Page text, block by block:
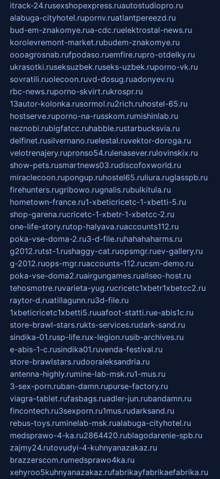
itrack-24.rusexshopexpress.ruautostudiopro.ru
alabuga-cityhotel.rupornv.ruatlantpereezd.ru
bud-em-znakomye.rua-cdc.ruelektrostal-news.ru
korolevremont-market.rubudem-znakomye.ru
oooagrosnab.rufpodaso.ruemfire.rupro-otdelky.ru
ukrasotki.ruseksuzbek.ruseks-uzbek.ruporno-vk.ru
sovratili.ruolecoon.ruvd-dosug.ruadonyev.ru
rbc-news.ruporno-skvirt.rukrospr.ru
13autor-kolonka.rusormol.ru2rich.ruhostel-65.ru
hostserve.ruporno-na-russkom.rumishinlab.ru
neznobi.rubigfatcc.ruhabble.rustarbucksvia.ru
delfinet.rusilvernano.ruelestal.ruvektor-doroga.ru
velotrenajery.rupronso54.rulenasever.rulovinskix.ru
show-pets.rusmartnews03.rudiscofoxworld.ru
miraclecoon.rupongup.ruhostel65.ruliura.ruglasspb.ru
firehunters.rugribowo.rugnalis.rubulkitula.ru
hometown-france.ru1-xbeticricetc-1-xbetti-5.ru
shop-garena.rucricetc-1-xbetr-1-xbetcc-2.ru
one-life-story.rutop-halyava.ruaccounts112.ru
poka-vse-doma-2.ru3-d-file.ruhahahaharms.ru
g2012.rutst-1.rushaggy-cat.ruopsmgr.ruev-gallery.ru
g-2012.ruops-mgr.ruaccounts-112.rucsm-demo.ru
poka-vse-doma2.ruairgungames.ruallseo-host.ru
tehosmotre.ruvarieta-yug.rucricetc1xbetr1xbetcc2.ru
raytor-d.ruatillagunn.ru3d-file.ru
1xbeticricetc1xbetti5.ruuafoot-statti.rue-abis1c.ru
store-brawl-stars.rukts-services.rudark-sand.ru
sindika-01.rusp-life.rux-legion.rusib-archives.ru
e-abis-1-c.rusindika01.ruvenda-festival.ru
store-brawlstars.rudooraleksandria.ru
antenna-highly.rumine-lab-msk.ru1-mus.ru
3-sex-porn.ruban-damn.rupurse-factory.ru
viagra-tablet.rufasbags.ruadler-jun.rubandamn.ru
fincontech.ru3sexporn.ru1mus.rudarksand.ru
rebus-toys.ruminelab-msk.rualabuga-cityhotel.ru
medsprawo-4-ka.ru2864420.rublagodarenie-spb.ru
zajmy24.rutovudyi-4-kuhnyanazakaz.ru
brazzerscom.rumedsprawo4ka.ru
xehyroo5kuhnyanazakaz.rufabrikayfabrikaefabrika.ru